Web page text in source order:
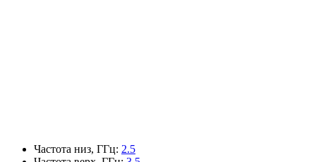
Частота низ, ГГц: 2.5